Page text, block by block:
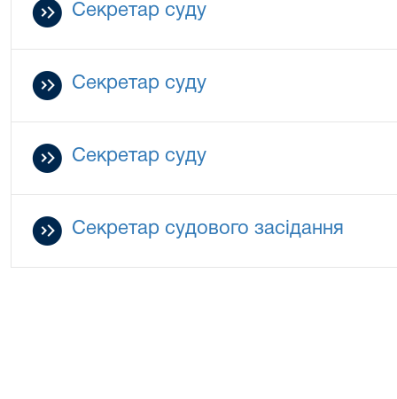
Секретар суду
Секретар суду
Секретар суду
Секретар судового засідання